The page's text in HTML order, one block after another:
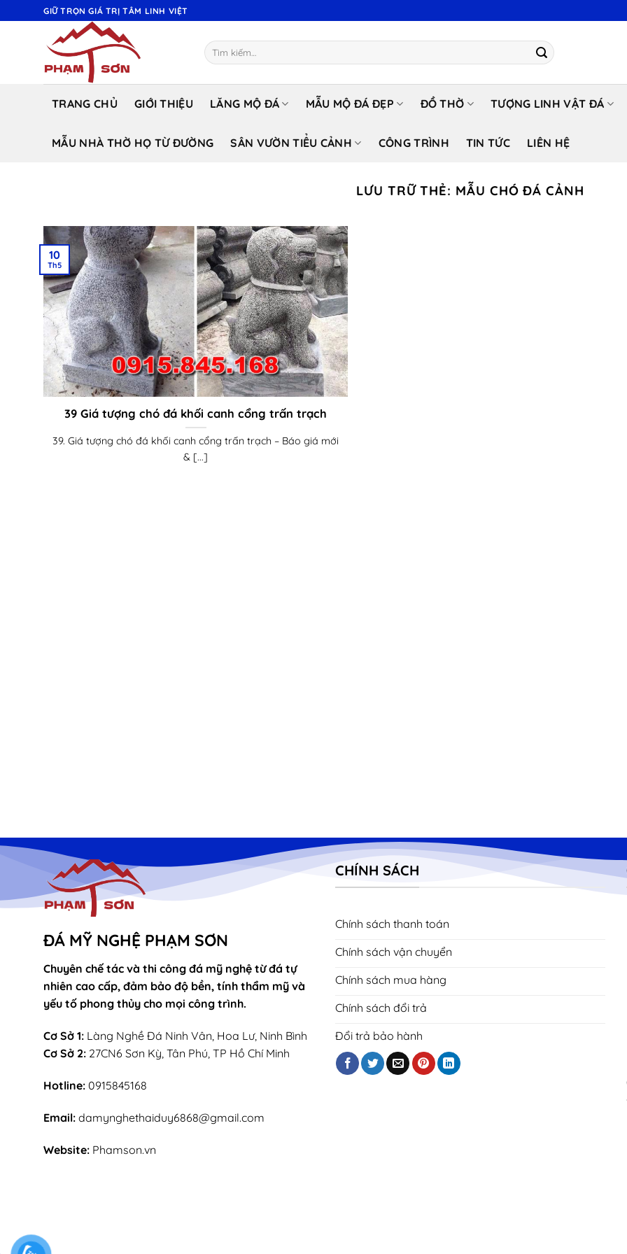
qua
GIỮ TRỌN GIÁ TRỊ TÂM LINH VIỆT
Tìm
kiếm:
TRANG CHỦ GIỚI THIỆU LĂNG MỘ ĐÁ MẪU MỘ ĐÁ ĐẸP ĐỒ THỜ TƯỢNG LINH VẬT ĐÁ
MẪU NHÀ THỜ HỌ TỪ ĐƯỜNG SÂN VƯỜN TIỂU CẢNH CÔNG TRÌNH TIN TỨC LIÊN HỆ
LƯU TRỮ THẺ: MẪU CHÓ ĐÁ CẢNH
39 Giá tượng chó đá khối canh cổng trấn trạch
39. Giá tượng chó đá khối canh cổng trấn trạch – Báo giá mới
& [...]
10
Th5
ĐÁ MỸ NGHỆ PHẠM SƠN
Chuyên chế tác và thi công đá mỹ nghệ từ đá tự
nhiên cao cấp, đảm bảo độ bền, tính thẩm mỹ và
yếu tố phong thủy cho mọi công trình.
Cơ Sở 1: Làng Nghề Đá Ninh Vân, Hoa Lư, Ninh Bình
Cơ Sở 2: 27CN6 Sơn Kỳ, Tân Phú, TP Hồ Chí Minh
Hotline: 0915845168
Email: damynghethaiduy6868@gmail.com
Website: Phamson.vn
CHÍNH SÁCH
Chính sách thanh toán
Chính sách vận chuyển
Chính sách mua hàng
Chính sách đổi trả
Đổi trả bảo hành